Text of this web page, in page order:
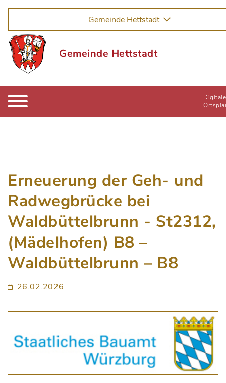
Gemeinde Hettstadt
Gemeinde Hettstadt
Erneuerung der Geh- und
Radwegbrücke bei
Waldbüttelbrunn - St2312,
(Mädelhofen) B8 –
Waldbüttelbrunn – B8
26.02.2026